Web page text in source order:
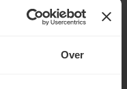
Over